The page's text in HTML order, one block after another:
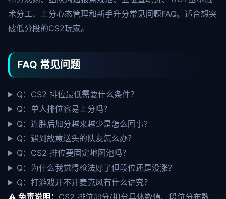
术分工、上分心态管理和新手升分常见问题FAQ。适合想突
破低分段的CS2玩家。
FAQ 常见问题
Q：CS2 排位最低需要什么条件？
Q：单人排位容易上分吗？
Q：连胜后加分越来越少是怎么回事？
Q：遇到故意送头的队友怎么办？
Q：CS2 排位要固定地图池吗？
Q：为什么我觉得枪法好了但段位还是没涨？
Q：打游戏开不开麦克风有什么讲究？
⚠️ 免责说明： CS2 排位加分/扣分具体数值、段位分布数